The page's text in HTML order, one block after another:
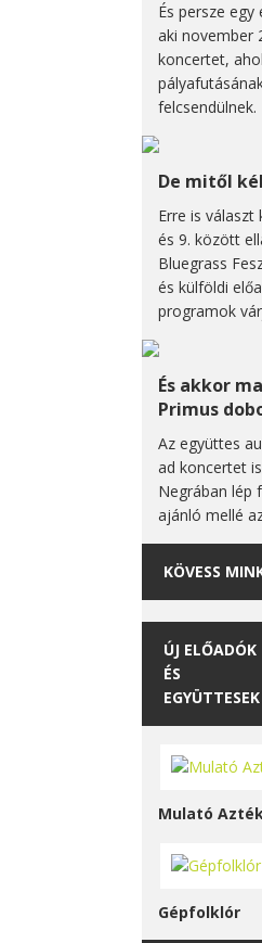
És persze egy
aki november
koncertet,
felcsendülnek.
De mitől
Erre is választ
és 9. között
Bluegrass
és külföldi
programok
És akkor
Primus
Az együttes
ad koncertet
Negrában lép
ajánló mellé
KÖVESS
ÚJ ELŐADÓK
ÉS
EGYÜTTESEK
Mulató
Gépfolklór